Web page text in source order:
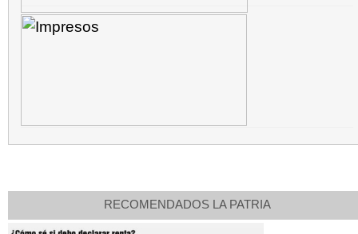
RECOMENDADOS LA PATRIA